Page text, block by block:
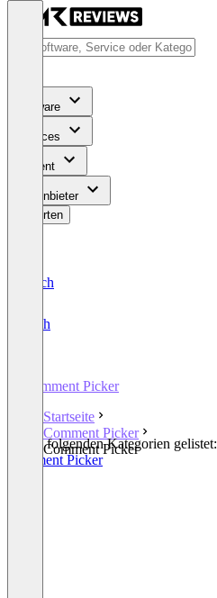
Software
Services
Content
Für Anbieter
Bewerten
Deutsch
English
Comment Picker
Startseite
Comment Picker
Comment Picker
In den folgenden Kategorien gelistet:
Comment Picker